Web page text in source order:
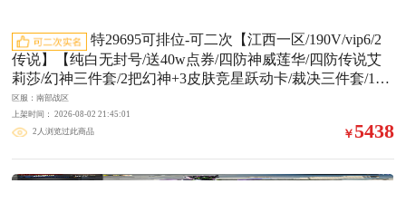
特29695可排位-可二次【江西一区/190V/vip6/2
传说】【纯白无封号/送40w点券/四防神威莲华/四防传说艾
莉莎/幻神三件套/2把幻神+3皮肤竞星跃动卡/裁决三件套/19
把手呛拉满/COP+USP+柯尔特/98K量子套/幻灵套G36C幻影
带皮肤/白虎三件套/八面凌龙/蝴蝶刀/5四防角色/10多套雷/雷
神三件套/毁灭三件套/黑骑士三件套/音效卡皮肤都挺多】
幻神-AG-CFPLS17冠军】【AWM-裁决/AWM-裁决音效卡/裁
区服：南部战区
上架时间： 2026-08-02 21:45:01
2人浏览过此商品
￥ 5438